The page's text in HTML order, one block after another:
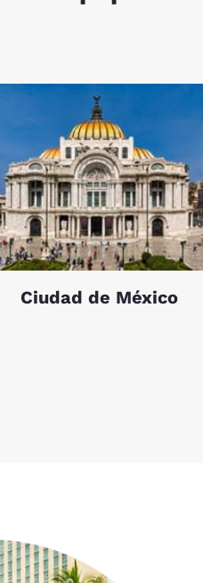
Ciudad de México